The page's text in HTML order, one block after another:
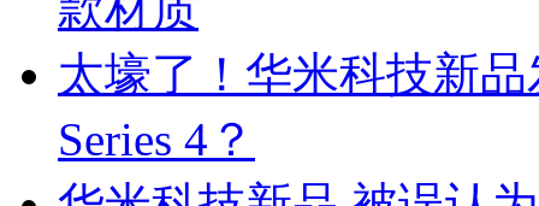
太壕了！华米科技新
Series 4？